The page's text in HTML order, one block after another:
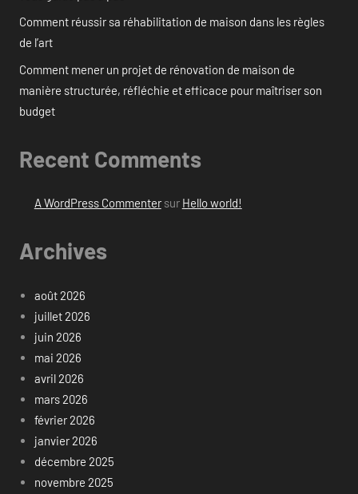
Comment réussir sa réhabilitation de maison dans les règles
de l’art
Comment mener un projet de rénovation de maison de
manière structurée, réfléchie et efficace pour maîtriser son
budget
Recent Comments
A WordPress Commentersur Hello world!
Archives
août 2026
juillet 2026
juin 2026
mai 2026
avril 2026
mars 2026
février 2026
janvier 2026
décembre 2025
novembre 2025